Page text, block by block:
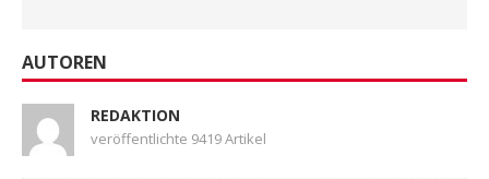
AUTOREN
REDAKTION
veröffentlichte 9419 Artikel